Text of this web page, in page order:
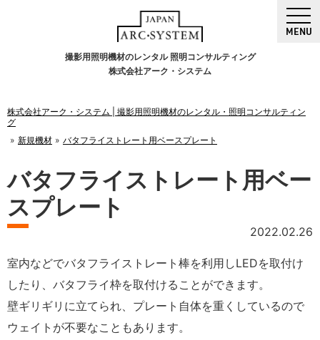
撮影用照明機材のレンタル 照明コンサルティング
株式会社アーク・システム
MENU
株式会社アーク・システム | 撮影用照明機材のレンタル・照明コンサルティン
グ
新規機材
バタフライストレート用ベースプレート
バタフライストレート用ベー
スプレート
2022.02.26
室内などでバタフライストレート棒を利用しLEDを取付け
したり、バタフライ枠を取付けることができます。
壁ギリギリに立てられ、プレート自体を重くしているので
ウェイトが不要なこともあります。